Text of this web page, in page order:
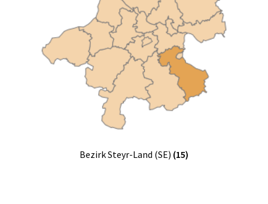
Bezirk Steyr-Land (SE) (15)